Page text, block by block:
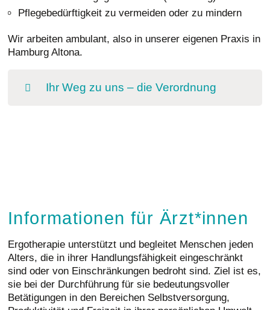
Pflegebedürftigkeit zu vermeiden oder zu mindern
Wir arbeiten ambulant, also in unserer eigenen Praxis in
Hamburg Altona.
Ihr Weg zu uns – die Verordnung
die behandelnde Ärztin / der behandelnde Arzt aus. Pro
Verordnung (Rezept) müssen Patient*innen in der Regel
eine Zuzahlung von 10% und die sogenannte
Rezeptgebühr von 10,00 Euro selbst bezahlen. Die erste
Verordnung umfasst üblicherweise zehn
Behandlungseinheiten. Erfolgt danach eine
Weiterbehandlung, so werden in der Regel erneut zehn
Therapieeinheiten verordnet.
Informationen für Ärzt*innen
Ergotherapie unterstützt und begleitet Menschen jeden
Alters, die in ihrer Handlungsfähigkeit eingeschränkt
sind oder von Einschränkungen bedroht sind. Ziel ist es,
sie bei der Durchführung für sie bedeutungsvoller
Betätigungen in den Bereichen Selbstversorgung,